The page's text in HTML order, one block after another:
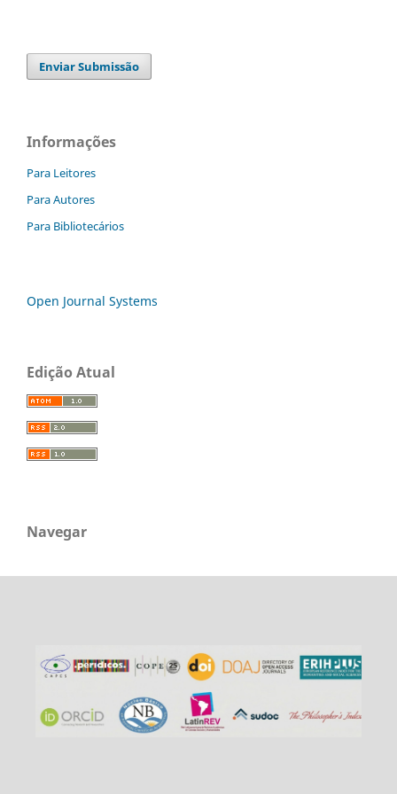
Enviar Submissão
Informações
Para Leitores
Para Autores
Para Bibliotecários
Open Journal Systems
Edição Atual
Navegar